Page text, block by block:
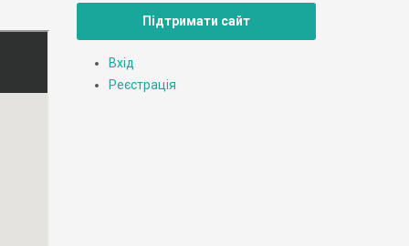
Підтримати сайт
Вхід
Реєстрація